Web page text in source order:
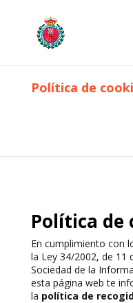
Política de
Política de
En cumplimiento con
la Ley 34/2002, de 11
Sociedad de la
esta página web te
la política de